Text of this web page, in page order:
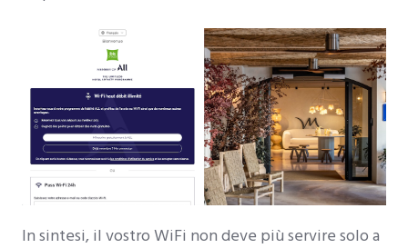
In sintesi, il vostro WiFi non deve più servire solo a